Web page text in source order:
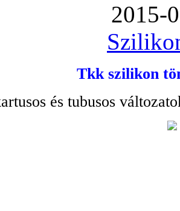
2015-
Tkk szilikon
és tubusos